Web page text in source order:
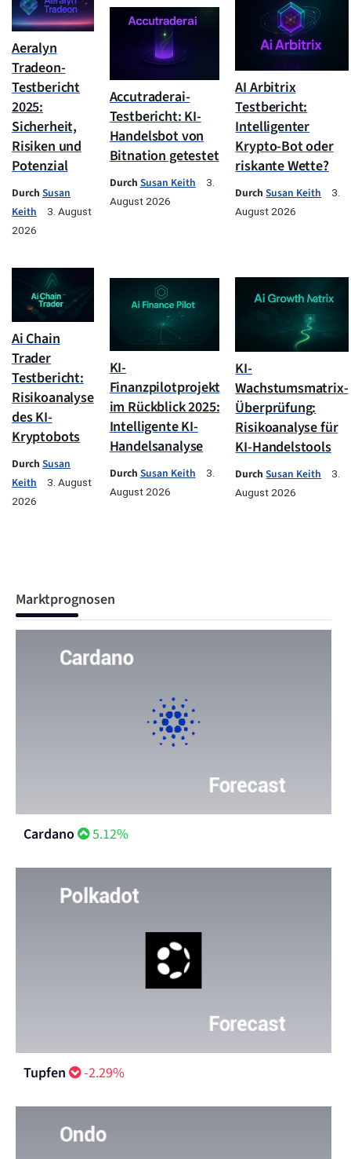
Aeralyn
Tradeon-
Testbericht
2025:
Sicherheit,
Risiken und
Potenzial
Durch Susan
Keith
3. August
2026
Accutraderai-
Testbericht: KI-
Handelsbot von
Bitnation getestet
Durch Susan Keith
3.
August 2026
AI Arbitrix
Testbericht:
Intelligenter
Krypto-Bot oder
riskante Wette?
DurchSusan Keith
3.
August 2026
Ai Chain
Trader
Testbericht:
Risikoanalyse
des KI-
Kryptobots
Durch Susan
Keith
3. August
2026
KI-
Finanzpilotprojekt
im Rückblick 2025:
Intelligente KI-
Handelsanalyse
Durch Susan Keith
3.
August 2026
KI-
Wachstumsmatrix-
Überprüfung:
Risikoanalyse für
KI-Handelstools
DurchSusan Keith
3.
August 2026
Marktprognosen
Cardano 5.12%
Tupfen -2.29%